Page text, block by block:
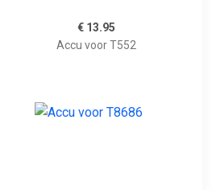
€ 13.95
Accu voor T552